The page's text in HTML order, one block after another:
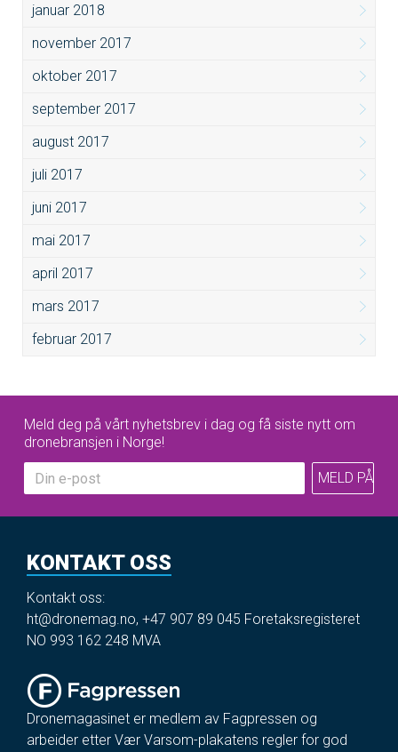
januar 2018
november 2017
oktober 2017
september 2017
august 2017
juli 2017
juni 2017
mai 2017
april 2017
mars 2017
februar 2017
Meld deg på vårt nyhetsbrev i dag og få siste nytt om
dronebransjen i Norge!
KONTAKT OSS
Kontakt oss:
ht@dronemag.no, +47 907 89 045 Foretaksregisteret
NO 993 162 248 MVA
Dronemagasinet er medlem av Fagpressen og
arbeider etter Vær Varsom-plakatens regler for god